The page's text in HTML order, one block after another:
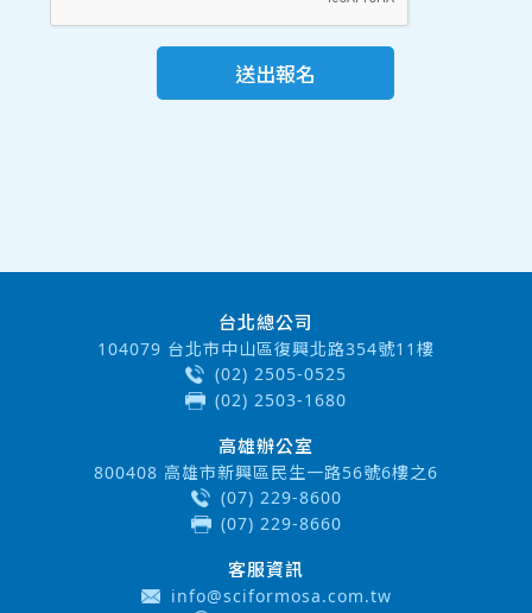
送出報名
台北總公司
104079 台北市中山區復興北路354號11樓
(02) 2505-0525
(02) 2503-1680
高雄辦公室
800408 高雄市新興區民生一路56號6樓之6
(07) 229-8600
(07) 229-8660
客服資訊
info@sciformosa.com.tw